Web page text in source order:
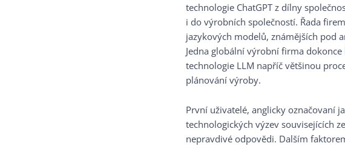
technologie ChatGPT z dílny
i do výrobních společností. Řada
jazykových modelů, známějších pod
Jedna globální výrobní firma
technologie LLM napříč většinou
plánování výroby.
První uživatelé, anglicky označovaní
technologických výzev souvisejících
nepravdivé odpovědi. Dalším